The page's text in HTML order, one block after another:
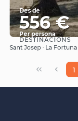
Des de
556 €
Per persona
DESTINACIONS
Sant Josep · La
1